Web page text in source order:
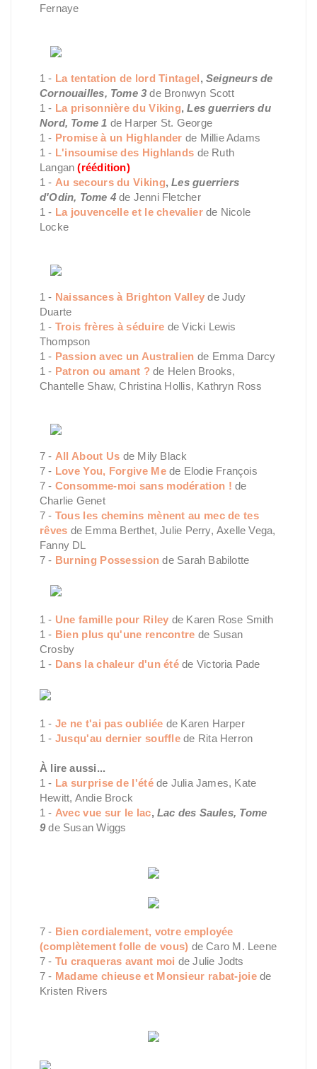
Fernaye
1 - La tentation de lord Tintagel, Seigneurs de
Cornouailles, Tome 3de Bronwyn Scott
1 - La prisonnière du Viking,Les guerriers du
Nord, Tome 1 de Harper St. George
1 - Promise à un Highlander de Millie Adams
1 - L'insoumise des Highlands de Ruth
Langan(réédition)
1 - Au secours du Viking,Les guerriers
d'Odin, Tome 4de Jenni Fletcher
1 - La jouvencelle et le chevalier de Nicole
Locke
1 - Naissances à Brighton Valley de Judy
Duarte
1 - Trois frères à séduire de Vicki Lewis
Thompson
1 - Passion avec un Australien de Emma Darcy
1 - Patron ou amant ? de Helen Brooks,
Chantelle Shaw, Christina Hollis, Kathryn Ross
7 - All About Us de Mily Black
7 - Love You, Forgive Me de Elodie François
7 - Consomme-moi sans modération ! de
Charlie Genet
7 - Tous les chemins mènent au mec de tes
rêves de Emma Berthet, Julie Perry, Axelle Vega,
Fanny DL
7 - Burning Possession de Sarah Babilotte
1 - Une famille pour Riley de Karen Rose Smith
1 - Bien plus qu'une rencontre de Susan
Crosby
1 - Dans la chaleur d'un été de Victoria Pade
1 - Je ne t'ai pas oubliée de Karen Harper
1 - Jusqu'au dernier souffle de Rita Herron
À lire aussi...
1 - La surprise de l'été de Julia James, Kate
Hewitt, Andie Brock
1 - Avec vue sur le lac, Lac des Saules, Tome
9de Susan Wiggs
7 - Bien cordialement, votre employée
(complètement folle de vous) de Caro M. Leene
7 - Tu craqueras avant moi de Julie Jodts
7 - Madame chieuse et Monsieur rabat-joie de
Kristen Rivers